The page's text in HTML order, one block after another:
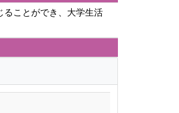
ることができ、大学生活